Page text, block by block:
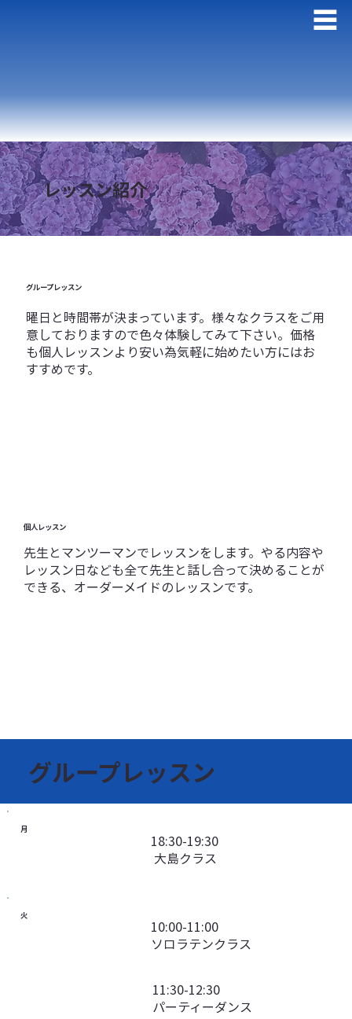
レッスン紹介
グループレッスン
曜日と時間帯が決まっています。様々なクラスをご用
意しておりますので色々体験してみて下さい。価格
も個人レッスンより安い為気軽に始めたい方にはお
すすめです。
個人レッスン
先生とマンツーマンでレッスンをします。やる内容や
レッスン日なども全て先生と話し合って決めることが
できる、オーダーメイドのレッスンです。
グループレッスン
月
18:30-19:30
大島クラス
火
10:00-11:00
ソロラテンクラス
11:30-12:30
パーティーダンス